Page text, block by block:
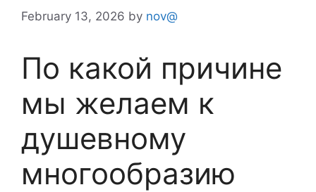
February 13, 2026 by nov@
По какой причине
мы желаем к
душевному
многообразию